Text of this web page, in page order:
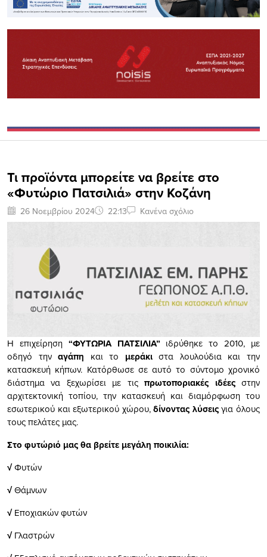
Τι προϊόντα μπορείτε να βρείτε στο
«Φυτώριο Πατσιλιά» στην Κοζάνη
26 Νοεμβρίου 2024 22:13 Κανένα σχόλιο
Η επιχείρηση “ΦΥΤΩΡΙΑ ΠΑΤΣΙΛΙΑ”ιδρύθηκε το 2010, με
οδηγό τηναγάπη και το μεράκιστα λουλούδια και την
κατασκευή κήπων. Κατόρθωσε σε αυτό το σύντομο χρονικό
διάστημα να ξεχωρίσει με τιςπρωτοποριακές ιδέεςστην
αρχιτεκτονική τοπίου, την κατασκευή και διαμόρφωση του
εσωτερικού και εξωτερικού χώρου,δίνοντας λύσειςγια όλους
τους πελάτες μας.
Στο φυτώριό μας θα βρείτε μεγάλη ποικιλία:
√Φυτών
√Θάμνων
√Εποχιακών φυτών
√Γλαστρών